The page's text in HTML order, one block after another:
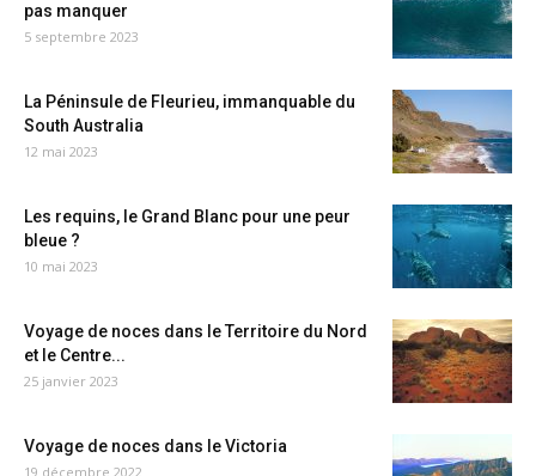
pas manquer
5 septembre 2023
La Péninsule de Fleurieu, immanquable du
South Australia
12 mai 2023
Les requins, le Grand Blanc pour une peur
bleue ?
10 mai 2023
Voyage de noces dans le Territoire du Nord
et le Centre...
25 janvier 2023
Voyage de noces dans le Victoria
19 décembre 2022